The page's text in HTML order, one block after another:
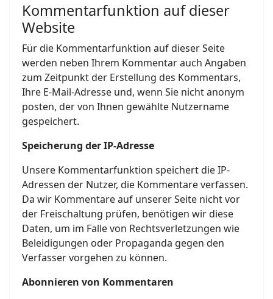
Kommentarfunktion auf dieser
Website
Für die Kommentarfunktion auf dieser Seite
werden neben Ihrem Kommentar auch Angaben
zum Zeitpunkt der Erstellung des Kommentars,
Ihre E-Mail-Adresse und, wenn Sie nicht anonym
posten, der von Ihnen gewählte Nutzername
gespeichert.
Speicherung der IP-Adresse
Unsere Kommentarfunktion speichert die IP-
Adressen der Nutzer, die Kommentare verfassen.
Da wir Kommentare auf unserer Seite nicht vor
der Freischaltung prüfen, benötigen wir diese
Daten, um im Falle von Rechtsverletzungen wie
Beleidigungen oder Propaganda gegen den
Verfasser vorgehen zu können.
Abonnieren von Kommentaren